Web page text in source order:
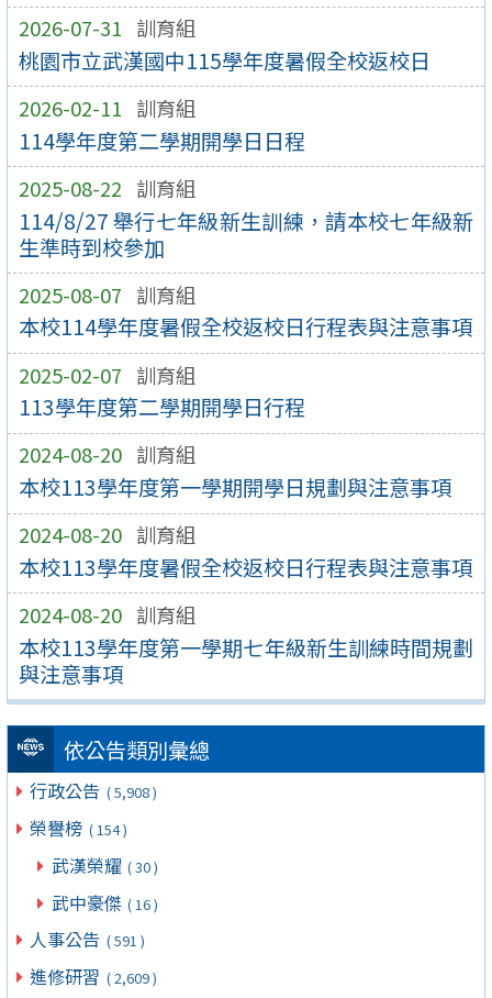
2026-07-31 訓育組
桃園市立武漢國中115學年度暑假全校返校日
2026-02-11 訓育組
114學年度第二學期開學日日程
2025-08-22 訓育組
114/8/27 舉行七年級新生訓練，請本校七年級新
生準時到校參加
2025-08-07 訓育組
本校114學年度暑假全校返校日行程表與注意事項
2025-02-07 訓育組
113學年度第二學期開學日行程
2024-08-20 訓育組
本校113學年度第一學期開學日規劃與注意事項
2024-08-20 訓育組
本校113學年度暑假全校返校日行程表與注意事項
2024-08-20 訓育組
本校113學年度第一學期七年級新生訓練時間規劃
與注意事項
依公告類別彙總
行政公告 ( 5,908 )
榮譽榜 ( 154 )
武漢榮耀 ( 30 )
武中豪傑 ( 16 )
人事公告 ( 591 )
進修研習 ( 2,609 )